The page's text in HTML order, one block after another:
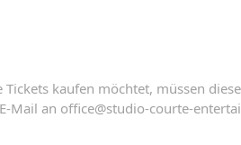
kaufen möchtet, müssen
Mail an office@studio-courte-